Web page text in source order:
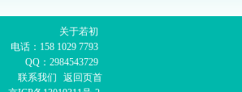
关于若初
电话：158 1029 7793
QQ：2984543729
联系我们
返回页首